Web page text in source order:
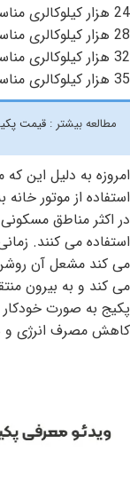
24 هزار کیلوکالری مناسب برای متراژ 64 الی 120 متر
28 هزار کیلوکالری مناسب برای متراژ 180 متر
32 هزار کیلوکالری مناسب برای متراژ 220 متر
35 هزار کیلوکالری مناسب برای متراژ 270 متر
مطالعه بیشتر : قیمت پکیج
امروزه به دلیل این
استفاده از موتور
در اکثر مناطق
استفاده می کنند.
می کند مشعل آن
می کند و به بیرون
پکیج به صورت
کاهش مصرف انرژی و